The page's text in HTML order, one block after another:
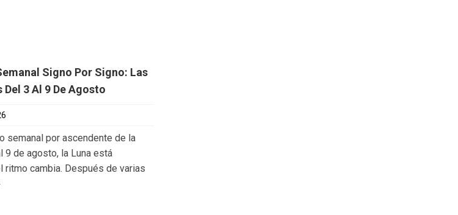
Signo Por Signo: Las
3 Al 9 De Agosto
semanal por ascendente de la
9 de agosto, la Luna está
ritmo cambia. Después de varias